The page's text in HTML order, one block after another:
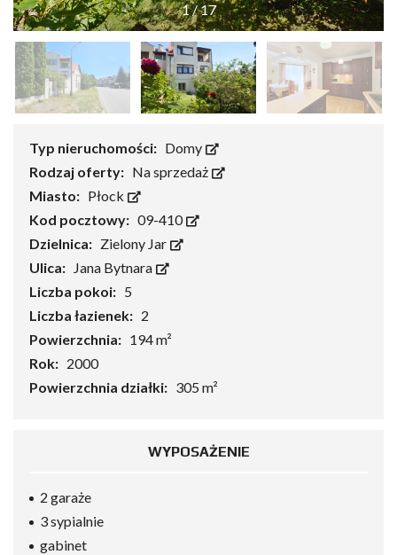
1/17
Typ nieruchomości: Domy
Rodzaj oferty: Na sprzedaż
Miasto: Płock
Kod pocztowy: 09-410
Dzielnica: Zielony Jar
Ulica: Jana Bytnara
Liczba pokoi: 5
Liczba łazienek: 2
Powierzchnia: 194 m²
Rok: 2000
Powierzchnia działki: 305 m²
WYPOSAŻENIE
2 garaże
3 sypialnie
gabinet